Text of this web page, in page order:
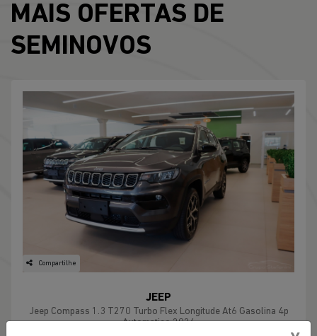
MAIS OFERTAS DE
SEMINOVOS
Compartilhe
JEEP
Jeep Compass 1.3 T270 Turbo Flex Longitude At6 Gasolina 4p
Automatico 2026